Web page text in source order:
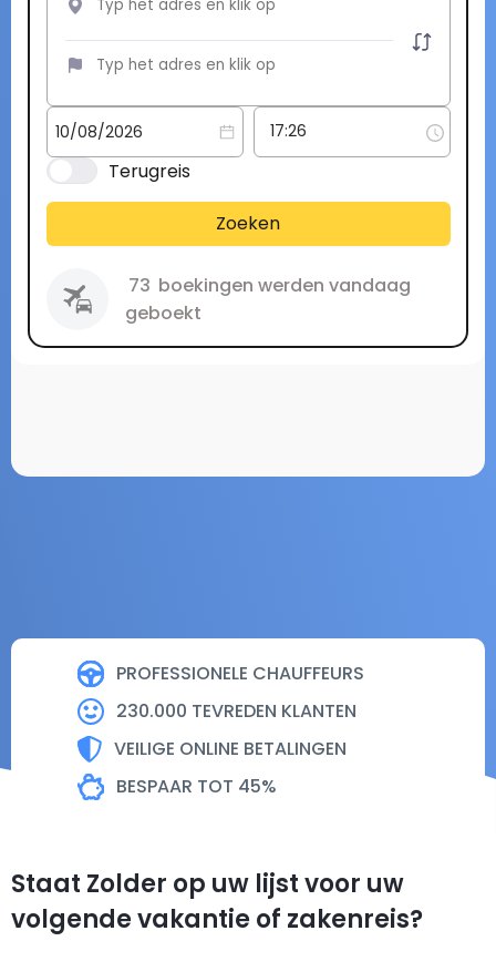
PROFESSIONELE CHAUFFEURS
230.000 TEVREDEN KLANTEN
VEILIGE ONLINE BETALINGEN
BESPAAR TOT 45%
Terugreis
Zoeken
73 boekingen werden vandaag
geboekt
Staat Zolder op uw lijst voor uw
volgende vakantie of zakenreis?